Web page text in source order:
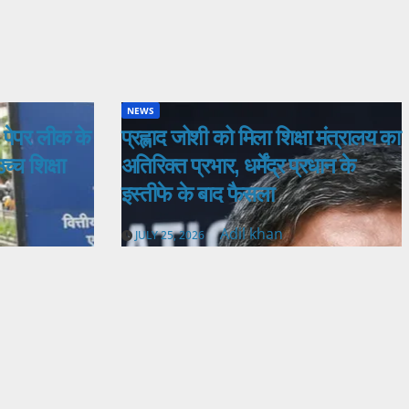
लीक के
शिक्षा
NEWS
प्रह्लाद जोशी को मिला शिक्षा मंत्रालय का
अतिरिक्त प्रभार, धर्मेंद्र प्रधान के
इस्तीफे के बाद फैसला
JULY 25, 2026 Adil khan